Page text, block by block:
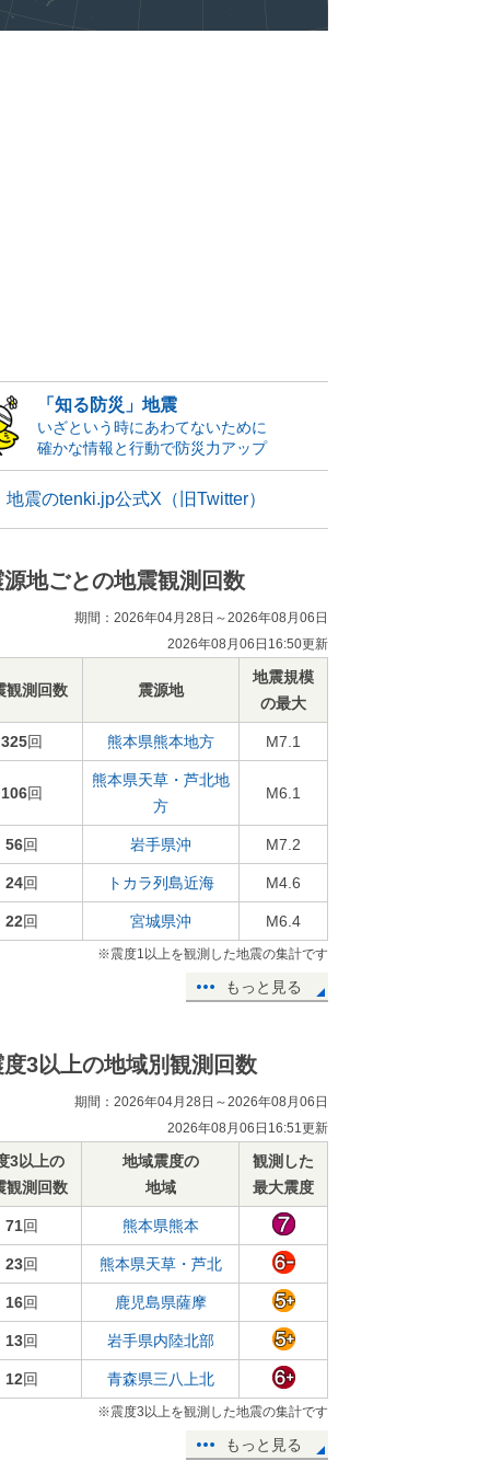
「知る防災」地震
いざという時にあわてないために
確かな情報と行動で防災力アップ
地震のtenki.jp公式X（旧Twitter）
源地ごとの地震観測回数
期間：2026年04月28日～2026年08月06日
2026年08月06日16:50更新
観測回数 震源地
地震規模
の最大
325回 熊本県熊本地方 M7.1
106回
熊本県天草・芦北地
方
M6.1
56回 岩手県沖 M7.2
24回 トカラ列島近海 M4.6
22回 宮城県沖 M6.4
※震度1以上を観測した地震の集計です
もっと見る
度3以上の地域別観測回数
期間：2026年04月28日～2026年08月06日
2026年08月06日16:51更新
3以上の
観測回数
地域震度の
地域
観測した
最大震度
71回 熊本県熊本
23回 熊本県天草・芦北
16回 鹿児島県薩摩
13回 岩手県内陸北部
12回 青森県三八上北
※震度3以上を観測した地震の集計です
もっと見る